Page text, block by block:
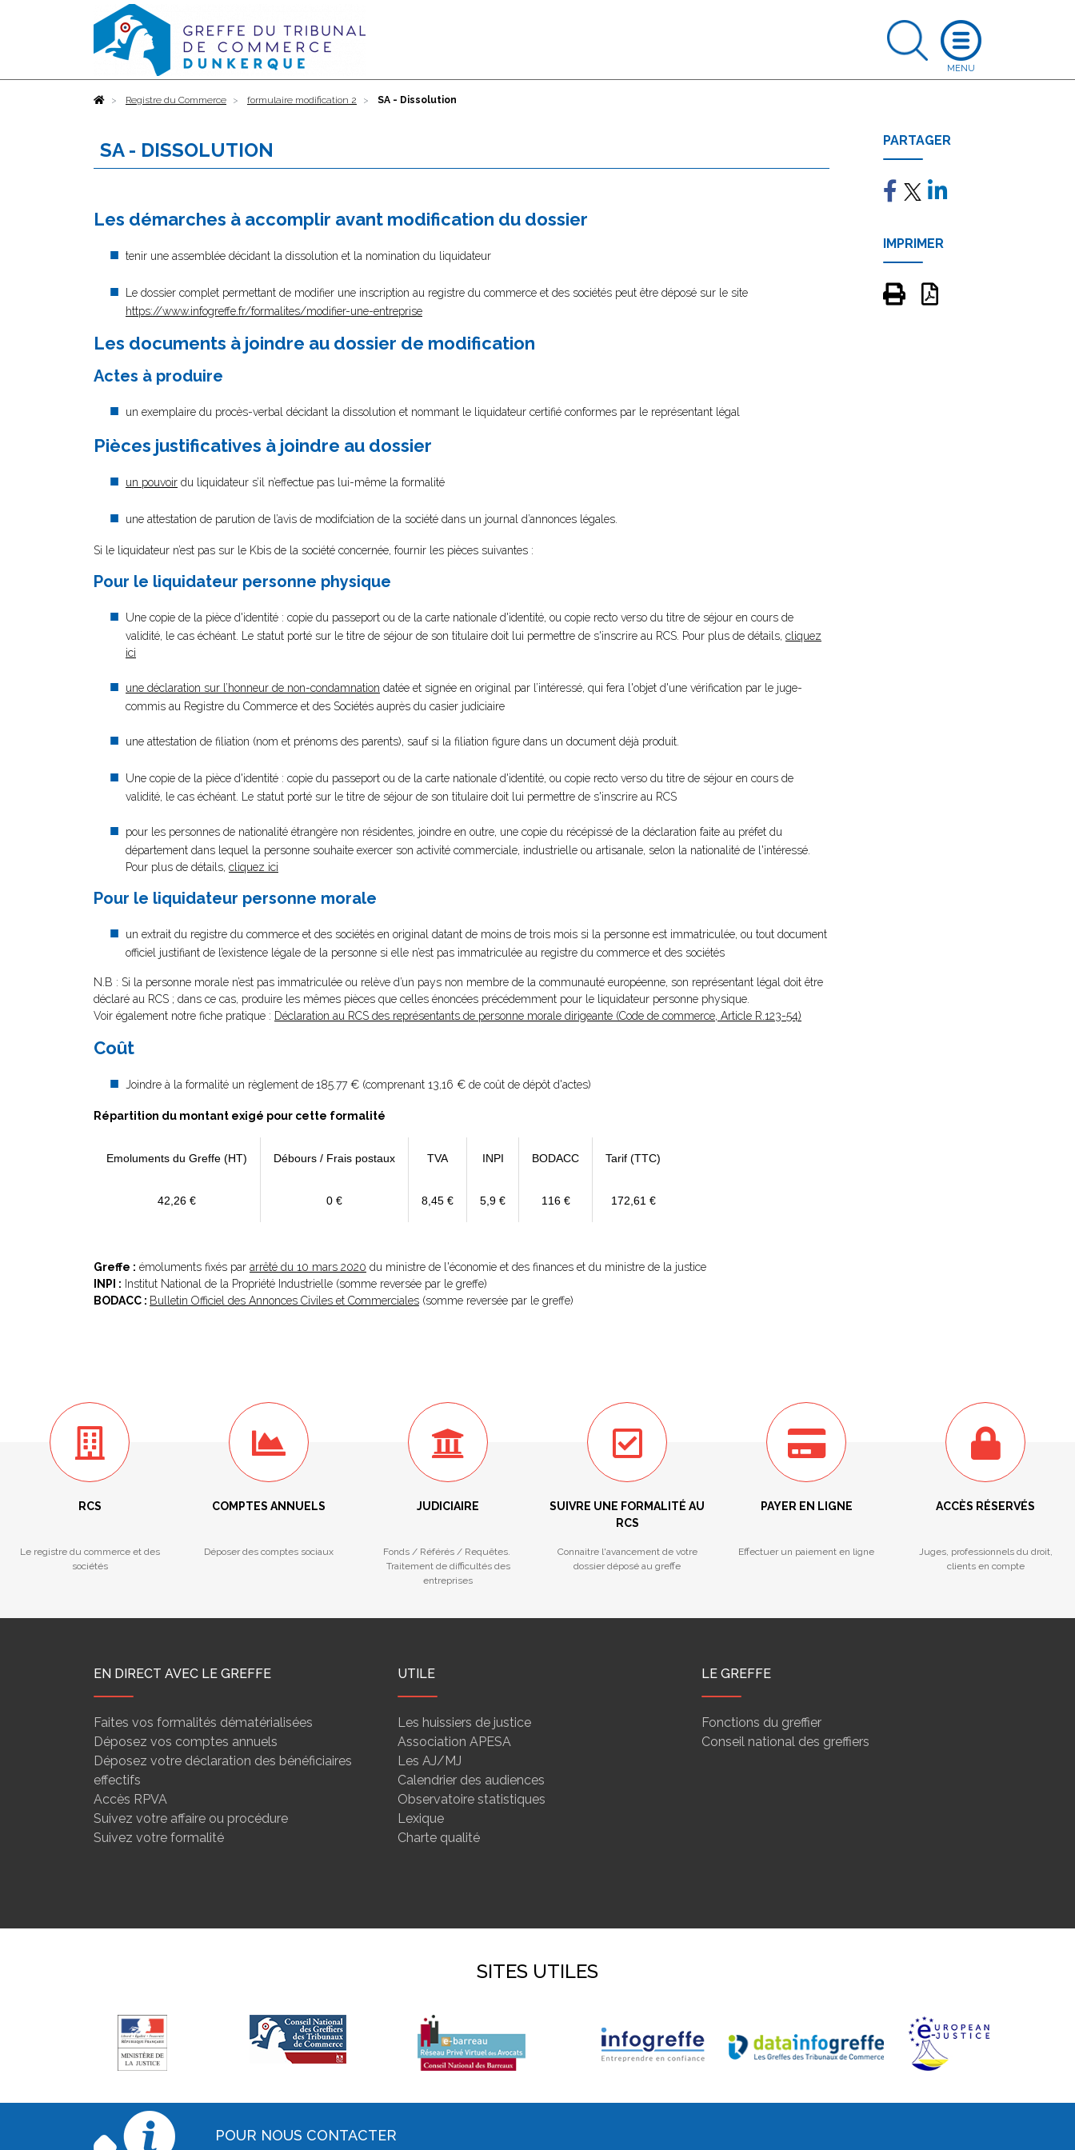
AccueilRegistre du Commerce formulaire modification 2 SA - Dissolution
SA - DISSOLUTION
Les démarches à accomplir avant modification du dossier
tenir une assemblée décidant la dissolution et la nomination du liquidateur
Le dossier complet permettant de modifier une inscription au registre du commerce et des sociétés peut être déposé sur le site
https://www.infogreffe.fr/formalites/modifier-une-entreprise
Les documents à joindre au dossier de modification
Actes à produire
un exemplaire du procès-verbal décidant la dissolution et nommant le liquidateur certifié conformes par le représentant légal
Pièces justificatives à joindre au dossier
un pouvoir du liquidateur s’il n’effectue pas lui-même la formalité
une attestation de parution de l’avis de modifciation de la société dans un journal d’annonces légales.
Si le liquidateur n’est pas sur le Kbis de la société concernée, fournir les pièces suivantes :
Pour le liquidateur personne physique
Une copie de la pièce d'identité : copie du passeport ou de la carte nationale d'identité, ou copie recto verso du titre de séjour en cours de
validité, le cas échéant. Le statut porté sur le titre de séjour de son titulaire doit lui permettre de s'inscrire au RCS. Pour plus de détails, cliquez
ici
une déclaration sur l’honneur de non-condamnation datée et signée en original par l’intéressé, qui fera l'objet d'une vérification par le juge-
commis au Registre du Commerce et des Sociétés auprès du casier judiciaire
une attestation de filiation (nom et prénoms des parents), sauf si la filiation figure dans un document déjà produit.
Une copie de la pièce d'identité : copie du passeport ou de la carte nationale d'identité, ou copie recto verso du titre de séjour en cours de
validité, le cas échéant. Le statut porté sur le titre de séjour de son titulaire doit lui permettre de s'inscrire au RCS
pour les personnes de nationalité étrangère non résidentes, joindre en outre, une copie du récépissé de la déclaration faite au préfet du
département dans lequel la personne souhaite exercer son activité commerciale, industrielle ou artisanale, selon la nationalité de l'intéressé.
Pour plus de détails, cliquez ici
Pour le liquidateur personne morale
un extrait du registre du commerce et des sociétés en original datant de moins de trois mois si la personne est immatriculée, ou tout document
officiel justifiant de l’existence légale de la personne si elle n’est pas immatriculée au registre du commerce et des sociétés
N.B : Si la personne morale n’est pas immatriculée ou relève d’un pays non membre de la communauté européenne, son représentant légal doit être
déclaré au RCS ; dans ce cas, produire les mêmes pièces que celles énoncées précédemment pour le liquidateur personne physique.
Voir également notre fiche pratique : Déclaration au RCS des représentants de personne morale dirigeante (Code de commerce, Article R.123-54)
Coût
Joindre à la formalité un règlement de185.77 € (comprenant 13,16 € de coût de dépôt d'actes)
Répartition du montant exigé pour cette formalité
Emoluments du Greffe (HT) Débours / Frais postaux TVA INPI BODACC Tarif (TTC)
42,26 € 0 € 8,45 € 5,9 € 116 € 172,61 €
Greffe : émoluments fixés par arrêté du 10 mars 2020 du ministre de l'économie et des finances et du ministre de la justice
INPI : Institut National de la Propriété Industrielle (somme reversée par le greffe)
BODACC : Bulletin Officiel des Annonces Civiles et Commerciales (somme reversée par le greffe)
PARTAGER
IMPRIMER
RCS
Le registre du commerce et des
sociétés
COMPTES ANNUELS
Déposer des comptes sociaux
JUDICIAIRE
Fonds / Référés / Requêtes.
Traitement de difficultés des
entreprises
SUIVRE UNE FORMALITÉ AU
RCS
Connaitre l'avancement de votre
dossier déposé au greffe
PAYER EN LIGNE
Effectuer un paiement en ligne
ACCÈS RÉSERVÉS
Juges, professionnels du droit,
clients en compte
EN DIRECT AVEC LE GREFFE
Faites vos formalités dématérialisées
Déposez vos comptes annuels
Déposez votre déclaration des bénéficiaires
effectifs
Accès RPVA
Suivez votre affaire ou procédure
Suivez votre formalité
UTILE
Les huissiers de justice
Association APESA
Les AJ/MJ
Calendrier des audiences
Observatoire statistiques
Lexique
Charte qualité
LE GREFFE
Fonctions du greffier
Conseil national des greffiers
SITES UTILES
POUR NOUS CONTACTER